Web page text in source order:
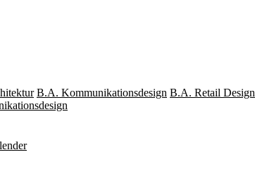
B.A. Kommunikationsdesign B.A. Retail Design